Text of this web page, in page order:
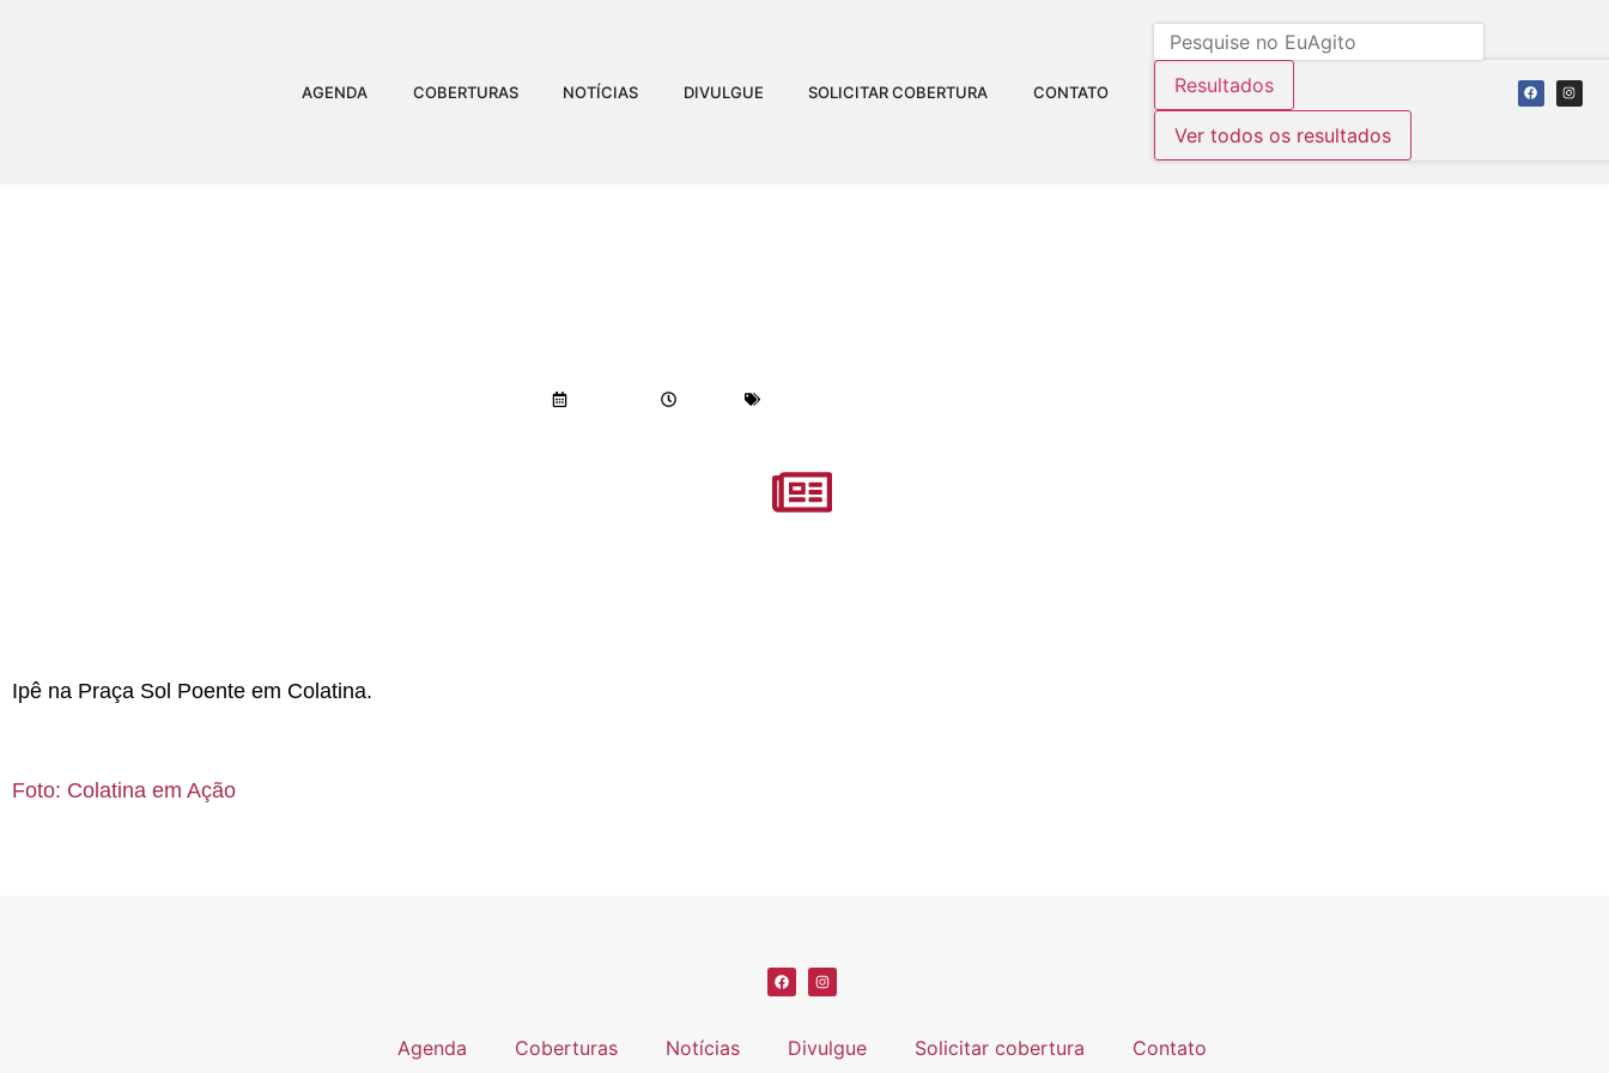
AGENDA COBERTURAS NOTÍCIAS DIVULGUE SOLICITAR COBERTURA CONTATO Resultados
Ver todos os resultados
06/08/2018
Ipê na Praça Sol Poente em Colatina.
Foto: Colatina em Ação
Agenda Coberturas Notícias Divulgue Solicitar cobertura Contato